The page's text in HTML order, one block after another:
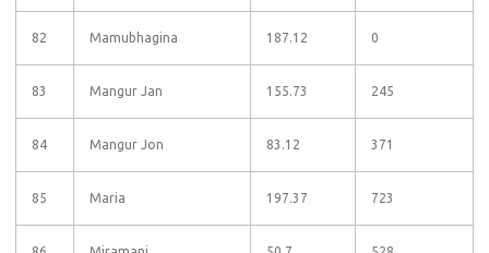
82 Mamubhagina 187.12 0
83 Mangur Jan 155.73 245
84 Mangur Jon 83.12 371
85 Maria 197.37 723